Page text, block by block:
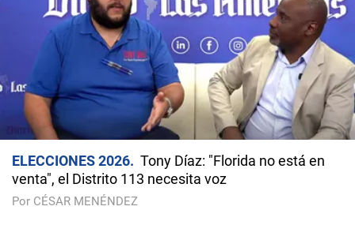
ELECCIONES 2026
Tony Díaz: "Florida no está en
venta", el Distrito 113 necesita voz
Por CÉSAR MENÉNDEZ